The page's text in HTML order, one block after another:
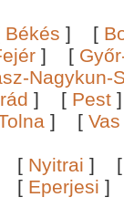
Békés ] [
] [
Nagykun-
] [ Pest
] [ Vas
[ Nyitrai ]
[ Eperjesi